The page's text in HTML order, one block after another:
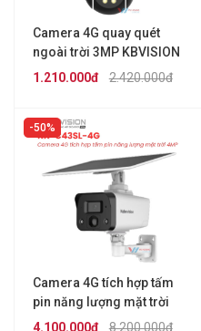
Camera 4G quay quét
ngoài trời 3MP KBVISION
KX-S3L-4G
2.420.000đ
1.210.000đ
50%
Camera 4G tích hợp tấm
pin năng lượng mặt trời
4MP KBVISION KX-8.200.000đ
4.100.000đ